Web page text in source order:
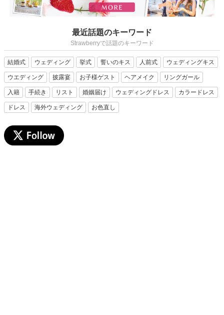
最近話題のキーワード
Strawberryで話題のキーワード
結婚式 ウェディング 挙式 誓いのキス 人前式 ウェディングキス
ウエディング 披露宴 お子様ゲスト ヘアメイク リングガール
入籍 手続き リスト 婚姻届け ウェディングドレス カラードレス
ドレス 海外ウェディング お色直し